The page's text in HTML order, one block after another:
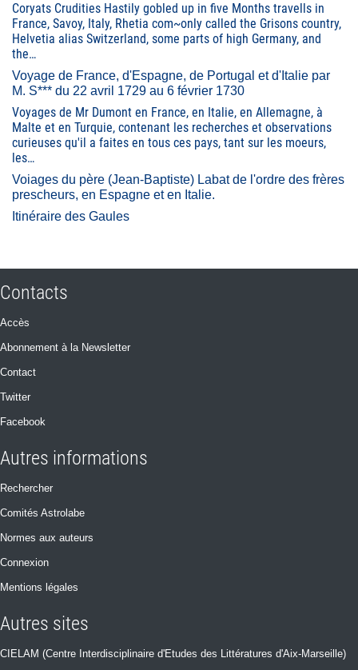
Coryats Crudities Hastily gobled up in five Months travells in
France, Savoy, Italy, Rhetia com~only called the Grisons country,
Helvetia alias Switzerland, some parts of high Germany, and
the…
Voyage de France, d'Espagne, de Portugal et d'Italie par
M. S*** du 22 avril 1729 au 6 février 1730
Voyages de Mr Dumont en France, en Italie, en Allemagne, à
Malte et en Turquie, contenant les recherches et observations
curieuses qu'il a faites en tous ces pays, tant sur les moeurs,
les…
Voiages du père (Jean-Baptiste) Labat de l'ordre des frères
prescheurs, en Espagne et en Italie.
Itinéraire des Gaules
Contacts
Accès
Abonnement à la Newsletter
Contact
Twitter
Facebook
Autres informations
Rechercher
Comités Astrolabe
Normes aux auteurs
Connexion
Mentions légales
Autres sites
CIELAM (Centre Interdisciplinaire d'Etudes des Littératures d'Aix-Marseille)